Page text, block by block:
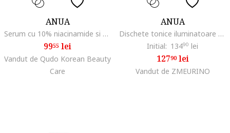
ANUA
Serum cu 10% niacinamide si 4% acid tranexamic 30ml
9955 lei
Vandut de Qudo Korean Beauty
Care
ANUA
Dischete tonice iluminatoare cu niacinamida, 5 + TXA 210ml (60 buc)
Initial: 13490 lei
12790lei
Vandut de ZMEURINO